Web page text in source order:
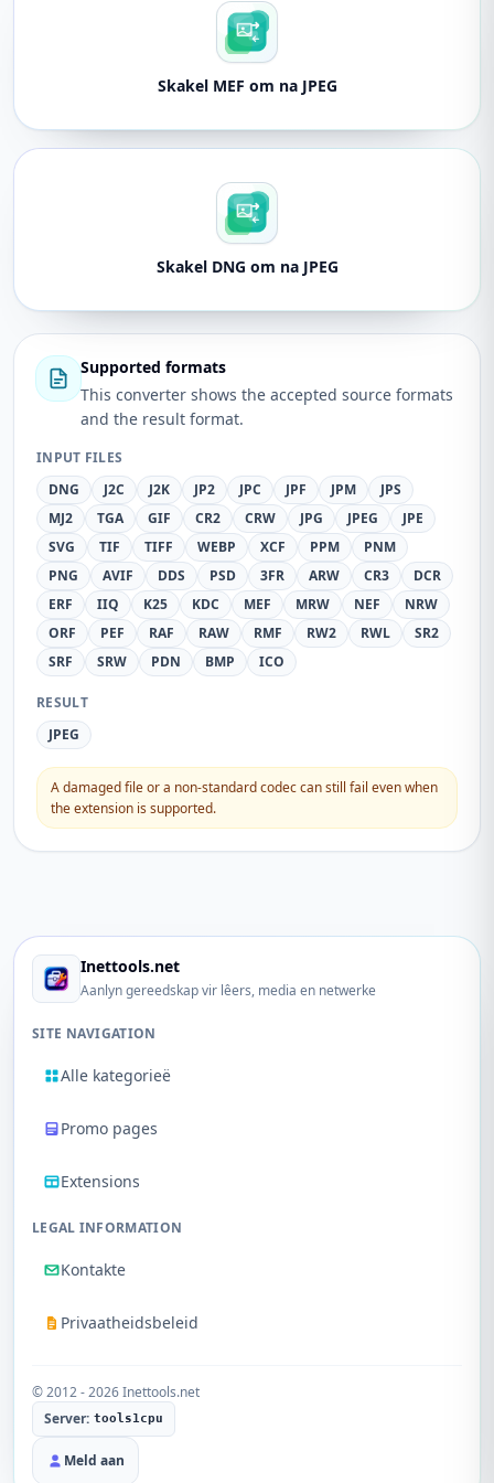
Skakel MEF om na JPEG
Skakel DNG om na JPEG
Supported formats
This converter shows the accepted source formats
and the result format.
INPUT FILES
DNG
J2C J2K JP2 JPC JPF JPM
JPS
MJ2
TGA GIF CR2 CRW JPG JPEG
JPE
SVG
TIF TIFF WEBP XCF PPM
PNM
PNG
AVIF DDS PSD 3FR ARW CR3
DCR
ERF
IIQ K25 KDC MEF MRW NEF
NRW
ORF
PEF RAF RAW RMF RW2 RWL
SR2
SRF
SRW PDN BMP ICO
RESULT
JPEG
A damaged file or a non-standard codec can still fail even when
the extension is supported.
Inettools.net
Aanlyn gereedskap vir lêers, media en netwerke
SITE NAVIGATION
Alle kategorieë
Promo pages
Extensions
LEGAL INFORMATION
Kontakte
Privaatheidsbeleid
© 2012 - 2026 Inettools.net
Server: tools1cpu
Meld aan